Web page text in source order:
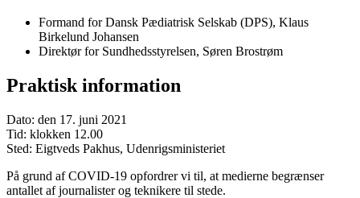
Formand for Dansk Pædiatrisk Selskab (DPS), Klaus
Birkelund Johansen
Direktør for Sundhedsstyrelsen, Søren Brostrøm
Praktisk information
Dato: den 17. juni 2021
Tid: klokken 12.00
Sted: Eigtveds Pakhus, Udenrigsministeriet
På grund af COVID-19 opfordrer vi til, at medierne begrænser
antallet af journalister og teknikere til stede.